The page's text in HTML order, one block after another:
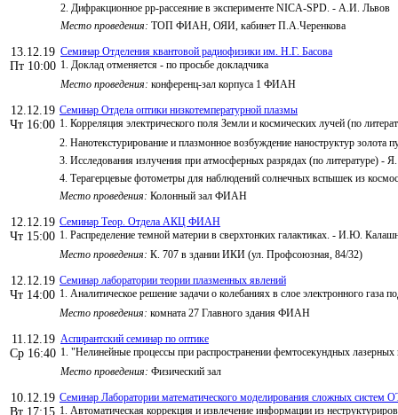
2. Дифракционное pp-рассеяние в эксперименте NICA-SPD. - А.И. Львов
Место проведения: ТОП ФИАН, ОЯИ, кабинет П.А.Черенкова
13.12.19
Пт 10:00
Семинар Отделения квантовой радиофизики им. Н.Г. Басова
1. Доклад отменяется - по просьбе докладчика
Место проведения: конференц-зал корпуса 1 ФИАН
12.12.19
Чт 16:00
Семинар Отдела оптики низкотемпературной плазмы
1. Корреляция электрического поля Земли и космических лучей (по
2. Нанотекстурирование и плазмонное возбуждение наноструктур
3. Исследования излучения при атмосферных разрядах (по литературе) -
4. Терагерцевые фотометры для наблюдений солнечных вспышек из
Место проведения: Колонный зал ФИАН
12.12.19
Чт 15:00
Семинар Теор. Отдела АКЦ ФИАН
1. Распределение темной материи в сверхтонких галактиках. - И.Ю.
Место проведения: К. 707 в здании ИКИ (ул. Профсоюзная, 84/32)
12.12.19
Чт 14:00
Семинар лаборатории теории плазменных явлений
1. Аналитическое решение задачи о колебаниях в слое электронного
Место проведения: комната 27 Главного здания ФИАН
11.12.19
Ср 16:40
Аспирантский семинар по оптике
1. "Нелинейные процессы при распространении фемтосекундных
Место проведения: Физический зал
10.12.19
Вт 17:15
Семинар Лаборатории математического моделирования сложных систем
1. Автоматическая коррекция и извлечение информации из